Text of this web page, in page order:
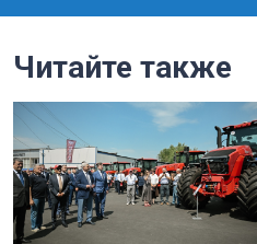
Читайте также